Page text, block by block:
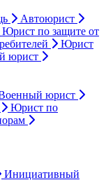
Автоюрист
Юрист по защите от
Юрист
юрист
юрист
Юрист по
Инициативный